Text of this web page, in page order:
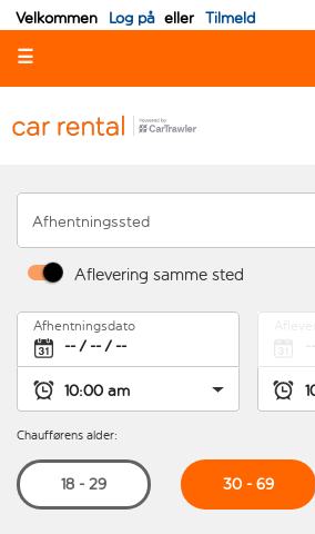
Velkommen Log på eller Tilmeld
☰
Afhentningssted
Aflevering samme sted
Afhentningsdato
Chaufførens alder:
18 - 29 30 - 69